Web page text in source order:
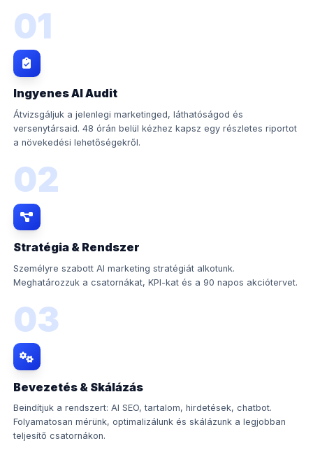
01
Ingyenes AI Audit
Átvizsgáljuk a jelenlegi marketinged, láthatóságod és
versenytársaid. 48 órán belül kézhez kapsz egy részletes riportot
a növekedési lehetőségekről.
02
Stratégia & Rendszer
Személyre szabott AI marketing stratégiát alkotunk.
Meghatározzuk a csatornákat, KPI-kat és a 90 napos akciótervet.
03
Bevezetés & Skálázás
Beindítjuk a rendszert: AI SEO, tartalom, hirdetések, chatbot.
Folyamatosan mérünk, optimalizálunk és skálázunk a legjobban
teljesítő csatornákon.